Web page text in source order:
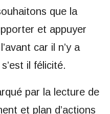
que la
et appuyer
car il n’y a
il félicité.
par la lecture de
et plan d’actions